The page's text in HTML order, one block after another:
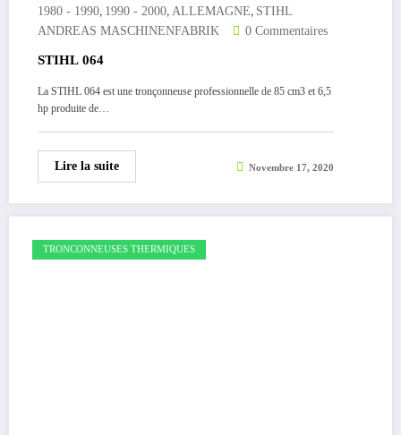
1980 - 1990, 1990 - 2000, ALLEMAGNE, STIHL
ANDREAS MASCHINENFABRIK
0 Commentaires
STIHL 064
La STIHL 064 est une tronçonneuse professionnelle de 85 cm3 et 6,5
hp produite de…
Lire la suite Novembre 17, 2020
TRONCONNEUSES THERMIQUES